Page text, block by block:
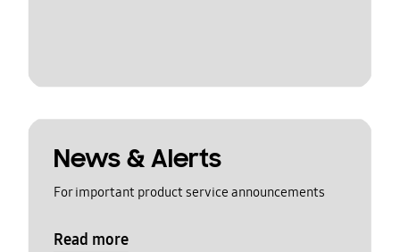
News & Alerts
For important product service announcements
Read more